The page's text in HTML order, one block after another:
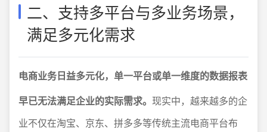
二、支持多平台与多业务场景，
满足多元化需求
电商业务日益多元化，单一平台或单一维度的数据报表
早已无法满足企业的实际需求。 现实中，越来越多的企
业不仅在淘宝、京东、拼多多等传统主流电商平台布